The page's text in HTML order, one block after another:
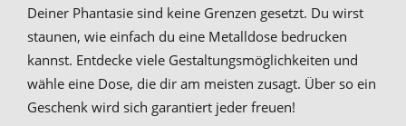
Deiner Phantasie sind keine Grenzen gesetzt. Du wirst
staunen, wie einfach du eine Metalldose bedrucken
kannst. Entdecke viele Gestaltungsmöglichkeiten und
wähle eine Dose, die dir am meisten zusagt. Über so ein
Geschenk wird sich garantiert jeder freuen!